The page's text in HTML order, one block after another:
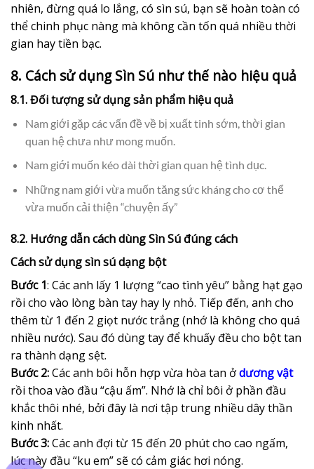
nhiên, đừng quá lo lắng, có sìn sú, bạn sẽ hoàn toàn có
thể chinh phục nàng mà không cần tốn quá nhiều thời
gian hay tiền bạc.
8. Cách sử dụng Sìn Sú như thế nào hiệu quả
8.1. Đối tượng sử dụng sản phẩm hiệu quả
Nam giới gặp các vấn đề về bị xuất tinh sớm, thời gian
quan hệ chưa như mong muốn.
Nam giới muốn kéo dài thời gian quan hệ tình dục.
Những nam giới vừa muốn tăng sức kháng cho cơ thể
vừa muốn cải thiện “chuyện ấy”
8.2. Hướng dẫn cách dùng Sìn Sú đúng cách
Cách sử dụng sìn sú dạng bột
Bước 1: Các anh lấy 1 lượng “cao tình yêu” bằng hạt gạo
rồi cho vào lòng bàn tay hay ly nhỏ. Tiếp đến, anh cho
thêm từ 1 đến 2 giọt nước trắng (nhớ là không cho quá
nhiều nước). Sau đó dùng tay để khuấy đều cho bột tan
ra thành dạng sệt.
Bước 2:Các anh bôi hỗn hợp vừa hòa tan ởdương vật
rồi thoa vào đầu “cậu ấm”. Nhớ là chỉ bôi ở phần đầu
khắc thôi nhé, bởi đây là nơi tập trung nhiều dây thần
kinh nhất.
Bước 3:Các anh đợi từ 15 đến 20 phút cho cao ngấm,
lúc này đầu “ku em” sẽ có cảm giác hơi nóng.